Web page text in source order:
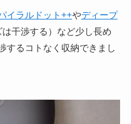
イラルドット++やディープ
は干渉する）など少し長め
するコトなく収納できまし